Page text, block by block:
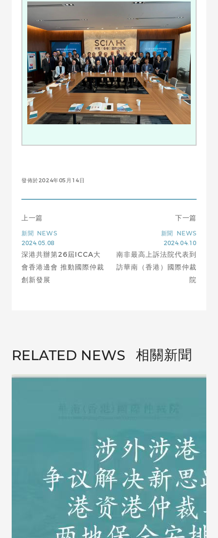
發佈於2024年05月14日
上一篇
新聞 NEWS
2024.05.08
深港共辦第26屆ICCA大
會香港邊會 推動國際仲裁
創新發展
下一篇
新聞
NEWS
2024.04.10
南非最高上訴法院代表到
訪華南（香港）國際仲裁
院
RELATED NEWS 相關新聞